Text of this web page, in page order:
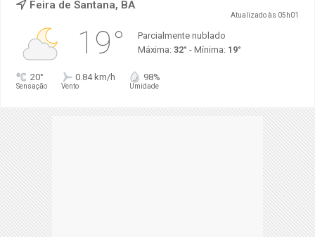
Feira de Santana, BA
Atualizado às 05h01
19°
Parcialmente nublado
Máxima: 32° - Mínima: 19°
20°
Sensação
0.84 km/h
Vento
98%
Umidade